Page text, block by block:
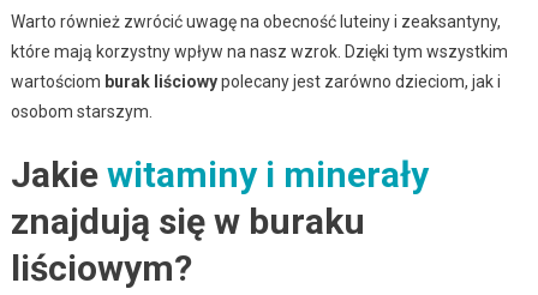
Warto również zwrócić uwagę na obecność luteiny i zeaksantyny,
które mają korzystny wpływ na nasz wzrok. Dzięki tym wszystkim
wartościom burak liściowypolecany jest zarówno dzieciom, jak i
osobom starszym.
Jakie witaminy i minerały
znajdują się w buraku
liściowym?